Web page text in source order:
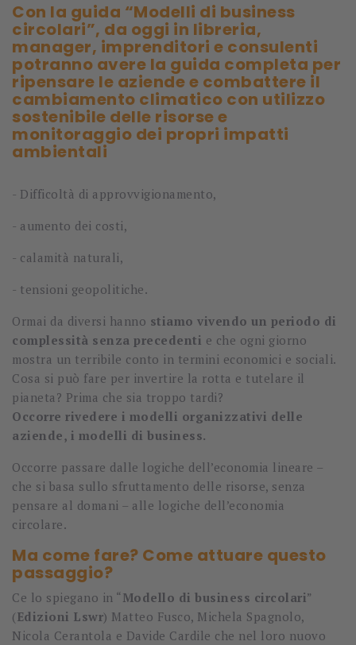
Con la guida “Modelli di business
circolari”, da oggi in libreria,
manager, imprenditori e consulenti
potranno avere la guida completa per
ripensare le aziende e combattere il
cambiamento climatico con utilizzo
sostenibile delle risorse e
monitoraggio dei propri impatti
ambientali
- Difficoltà di approvvigionamento,
- aumento dei costi,
- calamità naturali,
- tensioni geopolitiche.
Ormai da diversi hanno stiamo vivendo un periodo di
complessità senza precedenti e che ogni giorno
mostra un terribile conto in termini economici e sociali.
Cosa si può fare per invertire la rotta e tutelare il
pianeta? Prima che sia troppo tardi?
Occorre rivedere i modelli organizzativi delle
aziende, i modelli di business.
Occorre passare dalle logiche dell’economia lineare –
che si basa sullo sfruttamento delle risorse, senza
pensare al domani – alle logiche dell’economia
circolare.
Ma come fare? Come attuare questo
passaggio?
Ce lo spiegano in “ Modello di business circolari”
(Edizioni Lswr) Matteo Fusco, Michela Spagnolo,
Nicola Cerantola e Davide Cardile che nel loro nuovo